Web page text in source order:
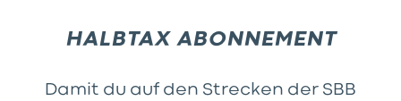
HALBTAX ABONNEMENT
Damit du auf den Strecken der SBB